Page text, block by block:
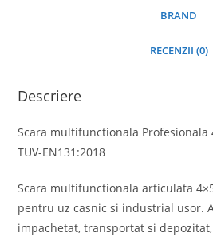
BRAND
RECENZII (0)
Descriere
Scara multifunctionala Profesionala
TUV-EN131:2018
Scara multifunctionala articulata
pentru uz casnic si industrial usor.
impachetat, transportat si